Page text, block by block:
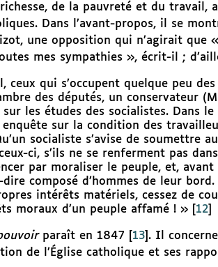
de la pauvreté et du travail,
Dans l’avant-propos, il se
une opposition qui n’agirait que
mes sympathies », écrit-il ;
ceux qui s’occupent quelque peu
des députés, un conservateur
les études des socialistes. Dans
sur la condition des
socialiste s’avise de soumettre
ci, s’ils ne se renferment pas
par moraliser le peuple, et,
composé d’hommes de leur
intérêts matériels, cessez de
moraux d’un peuple affamé ! »[ 12]
paraît en 1847 13] . Il
de l’Église catholique et ses